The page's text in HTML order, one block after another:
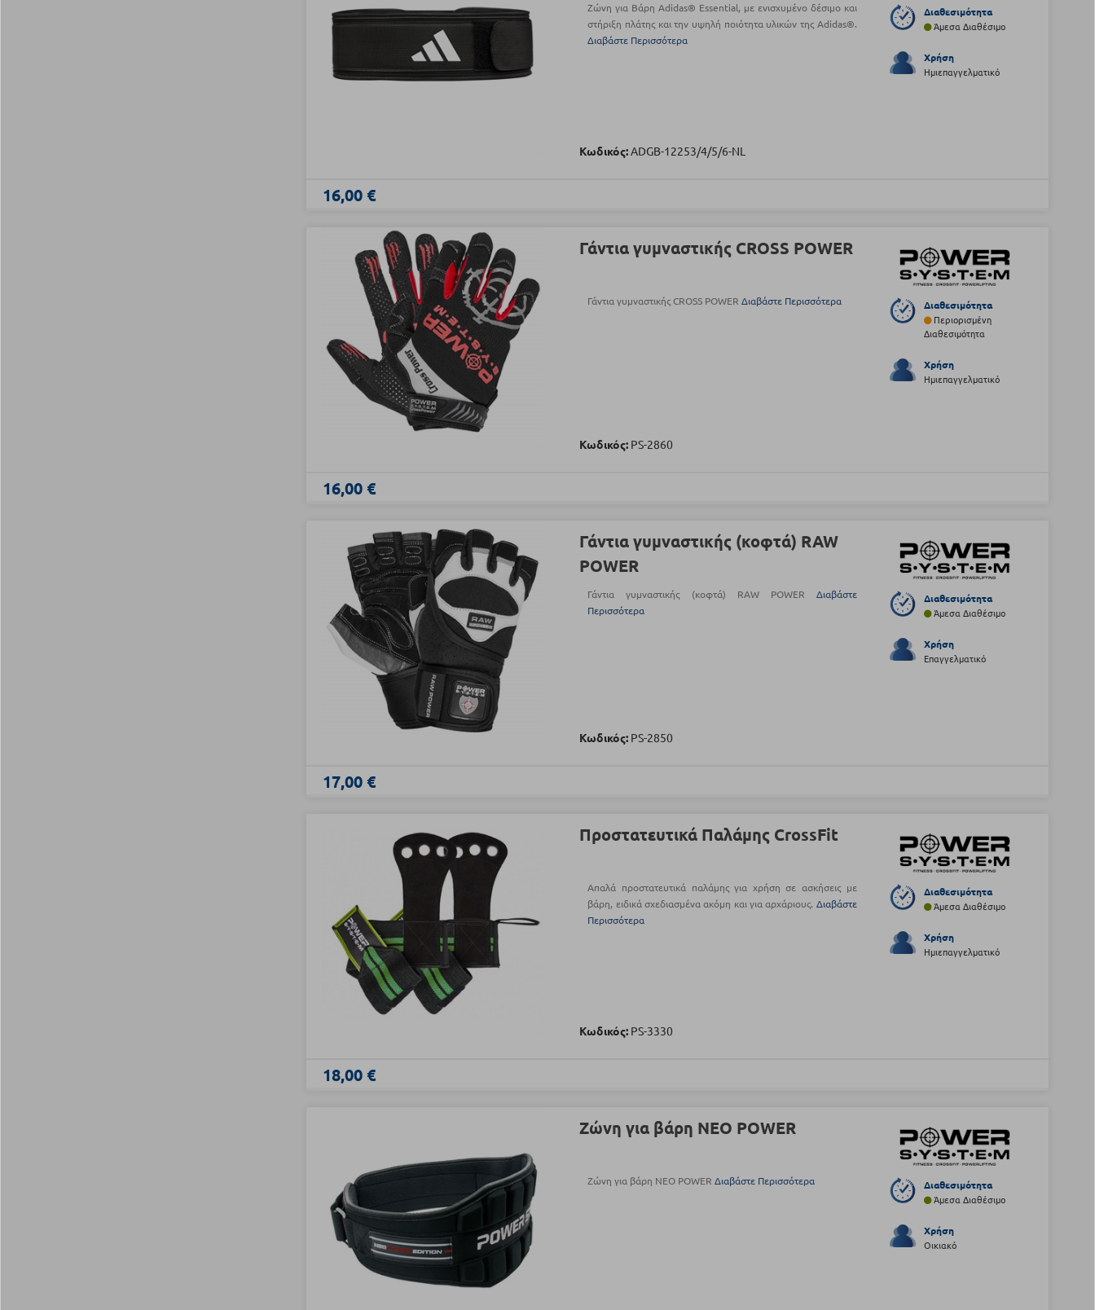
Ζώνη για Βάρη Adidas® Essential, με ενισχυμένο δέσιμο και
στήριξη πλάτης και την υψηλή ποιότητα υλικών της Adidas®.
Διαβάστε Περισσότερα
Κωδικός:ADGB-12253/4/5/6-NL
Διαθεσιμότητα
Άμεσα Διαθέσιμο
Χρήση
Ημιεπαγγελματικό
16,00 €
Γάντια γυμναστικής CROSS POWER
Γάντια γυμναστικής CROSS POWERΔιαβάστε Περισσότερα
Κωδικός: PS-2860
Διαθεσιμότητα
Περιορισμένη
Διαθεσιμότητα
Χρήση
Ημιεπαγγελματικό
16,00 €
Γάντια γυμναστικής (κοφτά) RAW
POWER
Γάντια γυμναστικής (κοφτά) RAW POWER Διαβάστε
Περισσότερα
Κωδικός: PS-2850
Διαθεσιμότητα
Άμεσα Διαθέσιμο
Χρήση
Επαγγελματικό
17,00 €
Προστατευτικά Παλάμης CrossFit
Απαλά προστατευτικά παλάμης για χρήση σε ασκήσεις με
βάρη, ειδικά σχεδιασμένα ακόμη και για αρχάριους. Διαβάστε
Περισσότερα
Κωδικός: PS-3330
Διαθεσιμότητα
Άμεσα Διαθέσιμο
Χρήση
Ημιεπαγγελματικό
18,00 €
Ζώνη για βάρη NEO POWER
Ζώνη για βάρη NEO POWERΔιαβάστε Περισσότερα
Διαθεσιμότητα
Άμεσα Διαθέσιμο
Χρήση
Οικιακό